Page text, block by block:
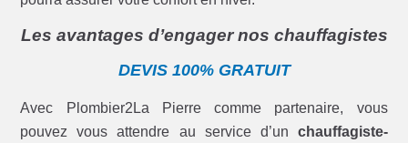
Les avantages d’engager nos chauffagistes
DEVIS 100% GRATUIT
Avec Plombier2La Pierre comme partenaire, vous
pouvez vous attendre au service d’un chauffagiste-